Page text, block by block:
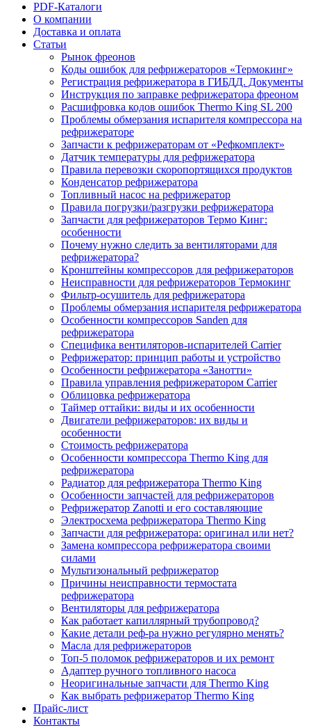
PDF-Каталоги
О компании
Доставка и оплата
Статьи
Рынок фреонов
Коды ошибок для рефрижераторов «Термокинг»
Регистрация рефрижератора в ГИБДД. Документы
Инструкция по заправке рефрижератора фреоном
Расшифровка кодов ошибок Thermo King SL 200
Проблемы обмерзания испарителя компрессора на
рефрижераторе
Запчасти к рефрижераторам от «Рефкомплект»
Датчик температуры для рефрижератора
Правила перевозки скоропортящихся продуктов
Конденсатор рефрижератора
Топливный насос на рефрижератор
Правила погрузки/разгрузки рефрижератора
Запчасти для рефрижераторов Термо Кинг:
особенности
Почему нужно следить за вентиляторами для
рефрижератора?
Кронштейны компрессоров для рефрижераторов
Неисправности для рефрижераторов Термокинг
Фильтр-осушитель для рефрижератора
Проблемы обмерзания испарителя рефрижератора
Особенности компрессоров Sanden для
рефрижератора
Специфика вентиляторов-испарителей Carrier
Рефрижератор: принцип работы и устройство
Особенности рефрижератора «Занотти»
Правила управления рефрижератором Carrier
Облицовка рефрижератора
Таймер оттайки: виды и их особенности
Двигатели рефрижераторов: их виды и
особенности
Стоимость рефрижератора
Особенности компрессора Thermo King для
рефрижератора
Радиатор для рефрижератора Thermo King
Особенности запчастей для рефрижераторов
Рефрижератор Zanotti и его составляющие
Электросхема рефрижератора Thermo King
Запчасти для рефрижератора: оригинал или нет?
Замена компрессора рефрижератора своими
силами
Мультизональный рефрижератор
Причины неисправности термостата
рефрижератора
Вентиляторы для рефрижератора
Как работает капиллярный трубопровод?
Какие детали реф-ра нужно регулярно менять?
Масла для рефрижераторов
Топ-5 поломок рефрижераторов и их ремонт
Адаптер ручного топливного насоса
Неоригинальные запчасти для Thermo King
Как выбрать рефрижератор Thermo King
Прайс-лист
Контакты